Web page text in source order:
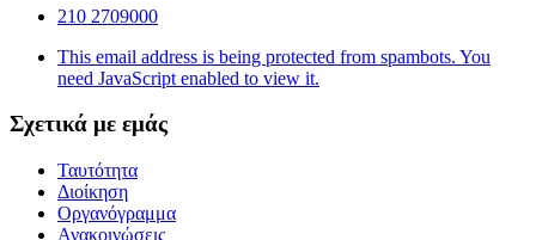
210 2709000
This email address is being protected from spambots. You
need JavaScript enabled to view it.
Σχετικά με εμάς
Ταυτότητα
Διοίκηση
Οργανόγραμμα
Ανακοινώσεις